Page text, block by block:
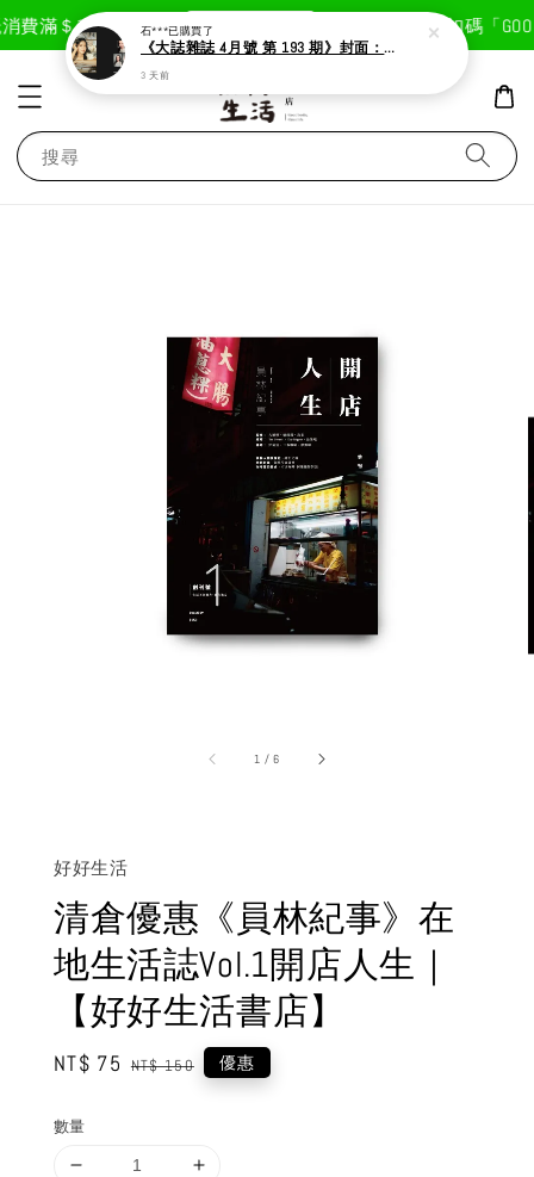
費滿＄1800免運費 現在去購物！ 首次註冊輸入折扣碼「
搜尋
1 /6
好好生活
清倉優惠《員林紀事》在
地生活誌Vol.1開店人生｜
【好好生活書店】
Sale
NT$ 75 Regular
NT$ 150 優惠
數量
石***已購買了
《大誌雜誌 4月號 第 193 期》封面：Solar 頌樂
3 天前